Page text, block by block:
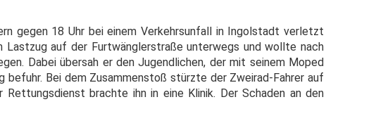
gegen 18 Uhr bei einem Verkehrsunfall in Ingolstadt verletzt
auf der Furtwänglerstraße unterwegs und wollte nach
Dabei übersah er den Jugendlichen, der mit seinem Moped
Bei dem Zusammenstoß stürzte der Zweirad-Fahrer auf
brachte ihn in eine Klinik. Der Schaden an den